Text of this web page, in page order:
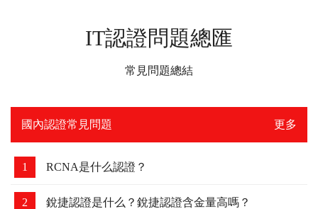
IT認證問題總匯
常見問題總結
國內認證常見問題 更多
1 RCNA是什么認證？
2 銳捷認證是什么？銳捷認證含金量高嗎？